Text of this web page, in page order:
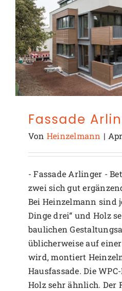
Fassade
Von Heinzelmann |
- Fassade Arlinger -
zwei sich gut
Bei Heinzelmann sind
Dinge drei“ und Holz
baulichen
üblicherweise auf
wird, montiert
Hausfassade. Die
Holz sehr ähnlich. Der